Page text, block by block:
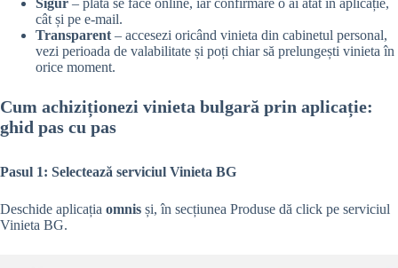
Sigur – plata se face online, iar confirmare o ai atât în aplicație,
cât și pe e-mail.
Transparent – accesezi oricând vinieta din cabinetul personal,
vezi perioada de valabilitate și poți chiar să prelungești vinieta în
orice moment.
Cum achiziționezi vinieta bulgară prin aplicație:
ghid pas cu pas
Pasul 1: Selectează serviciul Vinieta BG
Deschide aplicația omnis și, în secțiunea Produse dă click pe serviciul
Vinieta BG.